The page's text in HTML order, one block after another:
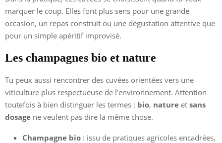
marquer le coup. Elles font plus sens pour une grande
occasion, un repas construit ou une dégustation attentive que
pour un simple apéritif improvisé.
Les champagnes bio et nature
Tu peux aussi rencontrer des cuvées orientées vers une
viticulture plus respectueuse de l’environnement. Attention
toutefois à bien distinguer les termes : bio, nature et sans
dosage ne veulent pas dire la même chose.
Champagne bio : issu de pratiques agricoles encadrées,